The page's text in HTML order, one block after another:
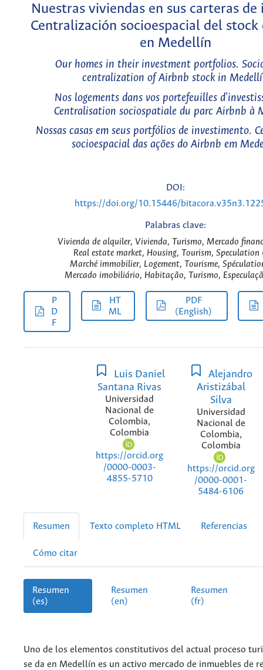
Nuestras viviendas en sus carteras de
Centralización socioespacial del stock
en Medellín
Our homes in their investment portfolios.
centralization of Airbnb stock in
Nos logements dans vos portefeuilles
Centralisation sociospatiale du parc Airbnb à
Nossas casas em seus portfólios de investimento.
socioespacial das ações do Airbnb em
DOI:
https://doi.org/10.15446/
Palabras clave:
Vivienda de alquiler, Vivienda, Turismo, Mercado
Real estate market, Housing, Tourism, Speculation
Marché immobilier, Logement, Tourisme,
Mercado imobiliário, Habitação, Turismo,
P
D
F
HT
ML
PDF
(English)
Luis Daniel
Santana Rivas
Universidad
Nacional de
Colombia,
Colombia
https://orcid.org
/0000-0003-
4855-5710
Alejandro
Aristizábal
Silva
Universidad
Nacional de
Colombia,
Colombia
https://orcid.org
/0000-0001-
5484-6106
Resumen Texto completo HTML Referencias
Cómo citar
Resumen
(es)
Resumen
(en)
Resumen
(fr)
Uno de los elementos constitutivos del actual proceso
se da en Medellín es un activo mercado de inmuebles de